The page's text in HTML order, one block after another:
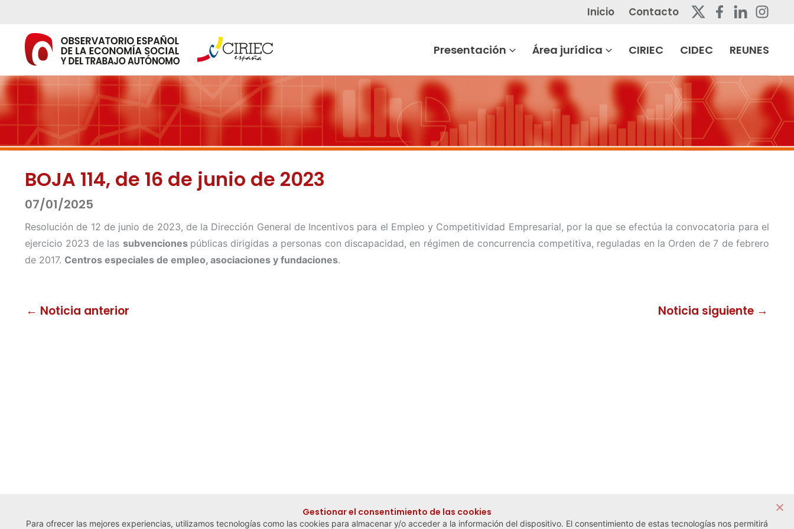
contenido
Inicio Contacto
Presentación Área jurídica CIRIEC CIDEC REUNES
BOJA 114, de 16 de junio de 2023
07/01/2025
Resolución de 12 de junio de 2023, de la Dirección General de Incentivos para el Empleo y Competitividad Empresarial, por la que se efectúa la convocatoria para el
ejercicio 2023 de las subvenciones públicas dirigidas a personas con discapacidad, en régimen de concurrencia competitiva, reguladas en la Orden de 7 de febrero
de 2017. Centros especiales de empleo, asociaciones y fundaciones.
← Noticia anterior Noticia siguiente →
Gestionar el consentimiento de las cookies
Para ofrecer las mejores experiencias, utilizamos tecnologías como las cookies para almacenar y/o acceder a la información del dispositivo. El consentimiento de estas tecnologías nos permitirá